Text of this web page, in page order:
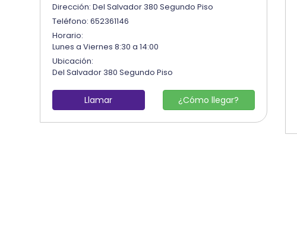
Dirección: Del Salvador 380 Segundo Piso
Teléfono: 652361146
Horario:
Lunes a Viernes 8:30 a 14:00
Ubicación:
Del Salvador 380 Segundo Piso
Llamar ¿Cómo llegar?